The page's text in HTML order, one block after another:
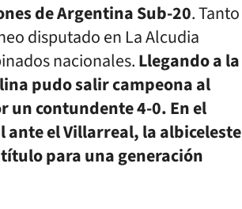
de Argentina Sub-20. Tanto
disputado en La Alcudia
nacionales.Llegando a la
pudo salir campeona al
un contundente 4-0. En el
el Villarreal, la albiceleste
para una generación